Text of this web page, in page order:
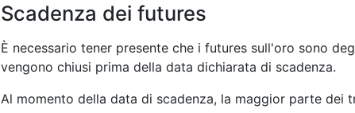
Scadenza dei futures
È necessario tener presente che i futures sull'oro sono
vengono chiusi prima della data dichiarata di scadenza.
Al momento della data di scadenza, la maggior parte dei